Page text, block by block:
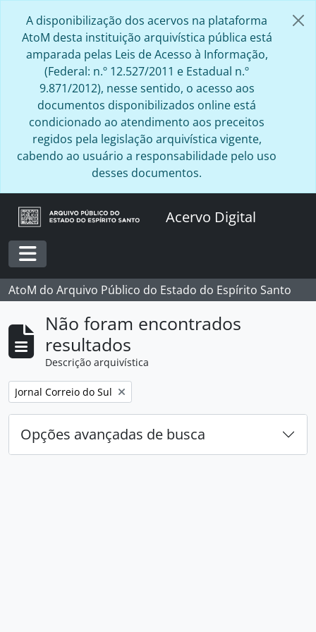
A disponibilização dos acervos na plataforma
AtoM desta instituição arquivística pública está
amparada pelas Leis de Acesso à Informação,
(Federal: n.º 12.527/2011 e Estadual n.º
9.871/2012), nesse sentido, o acesso aos
documentos disponibilizados online está
condicionado ao atendimento aos preceitos
regidos pela legislação arquivística vigente,
cabendo ao usuário a responsabilidade pelo uso
desses documentos.
Acervo Digital
Toggle navigation
AtoM do Arquivo Público do Estado do Espírito Santo
Não foram encontrados
resultados
Descrição arquivística
Remover filtro:
Jornal Correio do Sul
Opções avançadas de busca